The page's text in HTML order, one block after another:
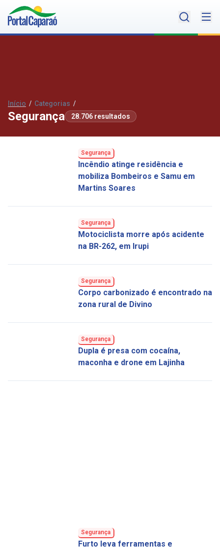
Início / Categorias /
Segurança 28.706 resultados
Segurança
Incêndio atinge residência e
mobiliza Bombeiros e Samu em
Martins Soares
Segurança
Motociclista morre após acidente
na BR-262, em Irupi
Segurança
Corpo carbonizado é encontrado na
zona rural de Divino
Segurança
Dupla é presa com cocaína,
maconha e drone em Lajinha
Segurança
Furto leva ferramentas e